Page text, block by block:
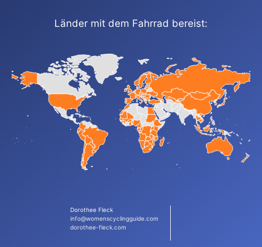
Länder mit dem Fahrrad bereist:
Dorothee Fleck
info@womenscyclingguide.com
dorothee-fleck.com